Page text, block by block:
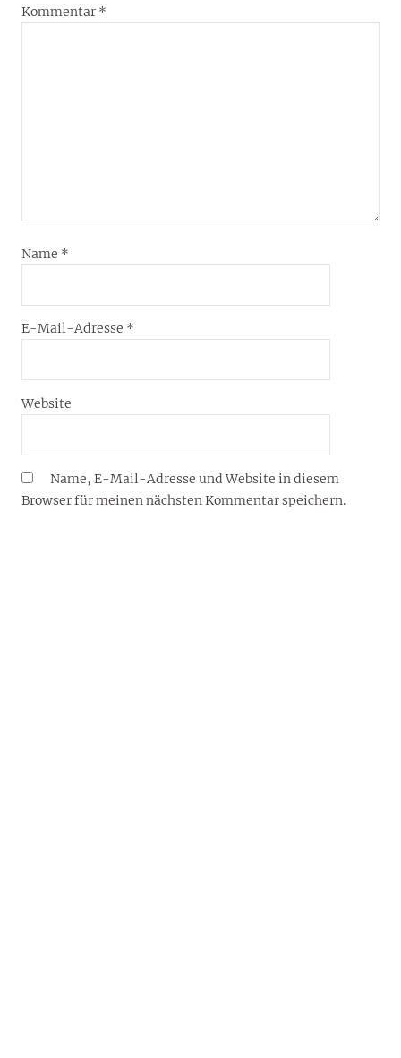
Kommentar *
Name *
E-Mail-Adresse *
Website
Name, E-Mail-Adresse und Website in diesem
Browser für meinen nächsten Kommentar speichern.